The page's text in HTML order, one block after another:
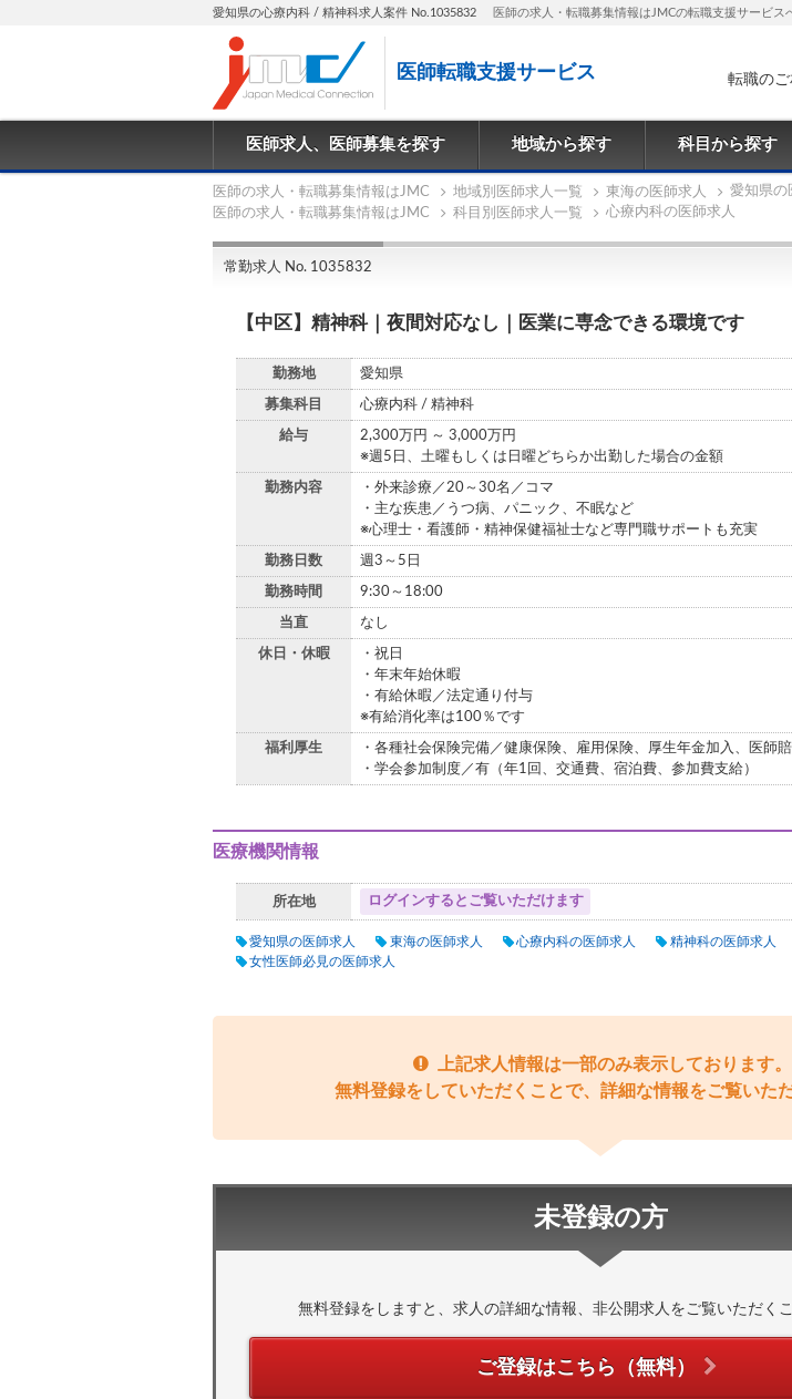
愛知県の心療内科 / 精神科求人案件 No.1035832 医師の求人・転職募集情報はJMCの転職支援サービス
医師転職支援サービス
転職の
医師求人、医師募集を探す 地域から探す 科目から探す
医師の求人・転職募集情報はJMC 地域別医師求人一覧 東海の医師求人
愛知県の
医師の求人・転職募集情報はJMC
科目別医師求人一覧 心療内科の医師求人
常勤求人 No. 1035832
【中区】精神科｜夜間対応なし｜医業に専念できる環境です
勤務地 愛知県
募集科目 心療内科 / 精神科
給与
2,300万円 ～ 3,000万円
※週5日、土曜もしくは日曜どちらか出勤した場合の金額
勤務内容
・外来診療／20～30名／コマ
・主な疾患／うつ病、パニック、不眠など
※心理士・看護師・精神保健福祉士など専門職サポートも充実
勤務日数 週3～5日
勤務時間 9:30～18:00
当直 なし
休日・休暇
・祝日
・年末年始休暇
・有給休暇／法定通り付与
※有給消化率は100％です
福利厚生
・各種社会保険完備／健康保険、雇用保険、厚生年金加入、医師
・学会参加制度／有（年1回、交通費、宿泊費、参加費支給）
医療機関情報
所在地 ログインするとご覧いただけます
愛知県の医師求人 東海の医師求人 心療内科の医師求人
精神科の医師求人
女性医師必見の医師求人
上記求人情報は一部のみ表示しております。
無料登録をしていただくことで、詳細な情報をご覧いただ
未登録の方
無料登録をしますと、求人の詳細な情報、非公開求人をご覧いただく
ご登録はこちら（無料）